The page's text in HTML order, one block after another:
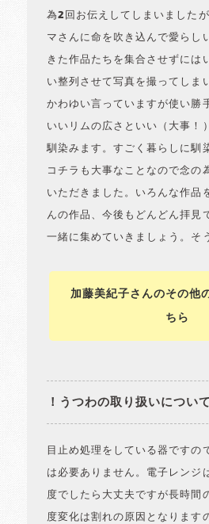
為2回お伝えしてしまいました
マさんに命を吹き込んで愛らし
きた作品たちを集合させずには
い整列させて写真を撮ってしま
かわゆい言っていますが使い勝
いいリムの広さといい（大事！
馴染みます。すごく暮らしに馴
コチラも大事なことなので念の
いただきました。いろんな作品
んの作品、今後もどんどん拝見
一緒に集めていきましょう。そ
加藤美紀子さんのその他
ちら
！うつわの取り扱いについて
目止め処理をしている器ですの
は必要ありません。電子レンジ
度でしたら大丈夫ですが長時間
度変化は割れの原因となります